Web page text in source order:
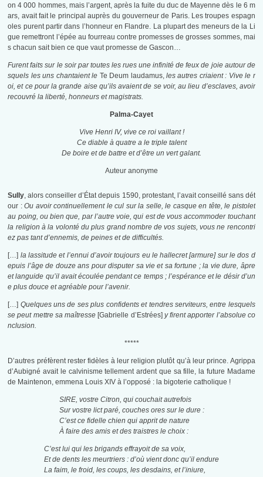
on 4 000 hommes, mais l’argent, après la fuite du duc de Mayenne dès le 6 m
ars, avait fait le principal auprès du gouverneur de Paris. Les troupes espagn
oles purent partir dans l’honneur en Flandre. La plupart des meneurs de la Li
gue remettront l’épée au fourreau contre promesses de grosses sommes, mai
s chacun sait bien ce que vaut promesse de Gascon…
Furent faits sur le soir par toutes les rues une infinité de feux de joie autour de
squels les uns chantaient le Te Deum laudamus, les autres criaient : Vive le r
oi, et ce pour la grande aise qu’ils avaient de se voir, au lieu d’esclaves, avoir
recouvré la liberté, honneurs et magistrats.
Palma-Cayet
Vive Henri IV, vive ce roi vaillant !
Ce diable à quatre a le triple talent
De boire et de battre et d’être un vert galant.
Auteur anonyme
Sully, alors conseiller d’État depuis 1590, protestant, l’avait conseillé sans dét
our :Ou avoir continuellement le cul sur la selle, le casque en tête, le pistolet
au poing, ou bien que, par l’autre voie, qui est de vous accommoder touchant
la religion à la volonté du plus grand nombre de vos sujets, vous ne rencontri
ez pas tant d’ennemis, de peines et de difficultés.
[…] la lassitude et l’ennui d’avoir toujours eu le hallecret [armure] sur le dos d
epuis l’âge de douze ans pour disputer sa vie et sa fortune ; la vie dure, âpre
et languide qu’il avait écoulée pendant ce temps ; l’espérance et le désir d’un
e plus douce et agréable pour l’avenir.
[…] Quelques uns de ses plus confidents et tendres serviteurs, entre lesquels
se peut mettre sa maîtresse [Gabrielle d’Estrées] y firent apporter l’absolue co
nclusion.
*****
D’autres préfèrent rester fidèles à leur religion plutôt qu’à leur prince. Agrippa
d’Aubigné avait le calvinisme tellement ardent que sa fille, la future Madame
de Maintenon, emmena Louis XIV à l’opposé : la bigoterie catholique !
SIRE, vostre Citron, qui couchait autrefois
Sur vostre lict paré, couches ores sur le dure :
C’est ce fidelle chien qui apprit de nature
À faire des amis et des traistres le choix :
C’est lui qui les brigands effrayoit de sa voix,
Et de dents les meurtriers : d’où vient donc qu’il endure
La faim, le froid, les coups, les desdains, et l’iniure,